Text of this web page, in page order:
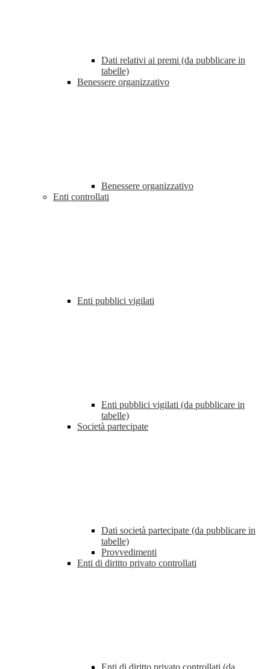
Dati relativi ai premi (da pubblicare in
tabelle)
Benessere organizzativo
Benessere organizzativo
Enti controllati
Enti pubblici vigilati
Enti pubblici vigilati (da pubblicare in
tabelle)
Società partecipate
Dati società partecipate (da pubblicare in
tabelle)
Provvedimenti
Enti di diritto privato controllati